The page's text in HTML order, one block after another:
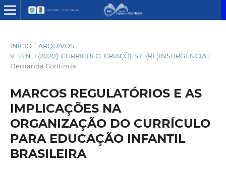
INÍCIO / ARQUIVOS /
V. 13 N. 1 (2020): CURRÍCULO: CRIAÇÕES E (RE)INSURGÊNCIA /
Demanda Contínua
MARCOS REGULATÓRIOS E AS
IMPLICAÇÕES NA
ORGANIZAÇÃO DO CURRÍCULO
PARA EDUCAÇÃO INFANTIL
BRASILEIRA